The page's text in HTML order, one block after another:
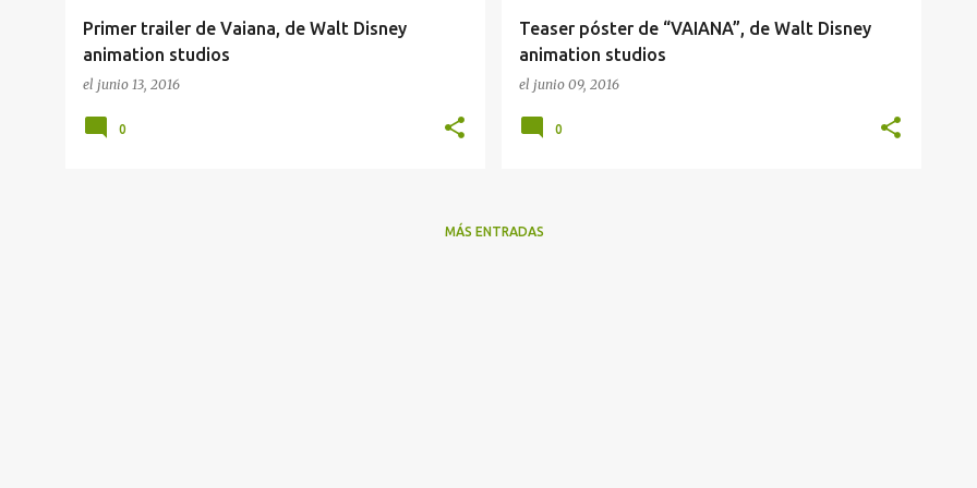
Primer trailer de Vaiana, de Walt Disney
animation studios
el junio 13, 2016
0
Teaser póster de “VAIANA”, de Walt Disney
animation studios
el junio 09, 2016
0
MÁS ENTRADAS